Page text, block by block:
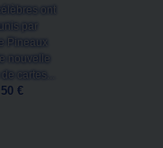
ont
par
Pineaux
nouvelle
cartes...
€